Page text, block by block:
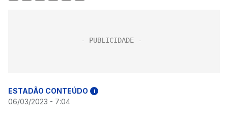
ESTADÃO CONTEÚDO i
06/03/2023 - 7:04